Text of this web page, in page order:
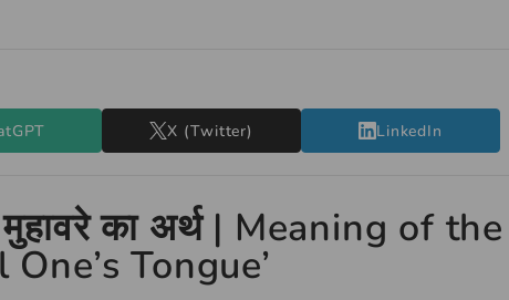
X (Twitter) LinkedIn
मुहावरे का अर्थ | Meaning of the
Tongue’